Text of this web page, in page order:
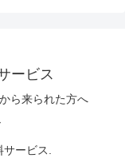
ービス
ら来られた方へ
ービス.